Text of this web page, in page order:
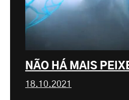
NÃO HÁ MAIS
18.10.2021